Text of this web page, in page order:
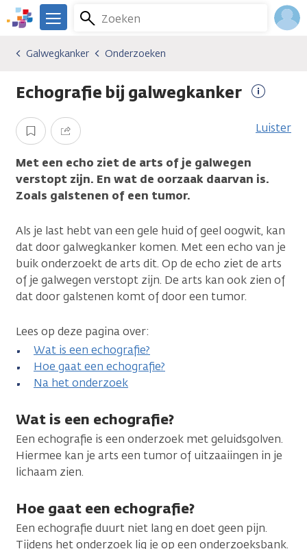
Overslaan
en
gaan
We
er
je.
Zoeken
Menu
Kankersoorten
Galwegkanker
Onderzoeken
Galwegkanker Onderzoeken
Echografie bij galwegkanker
Opslaan Delen Luister
Met een echo ziet de arts of je galwegen
verstopt zijn. En wat de oorzaak daarvan is.
Zoals galstenen of een tumor.
Als je last hebt van een gele huid of geel oogwit, kan
dat door galwegkanker komen. Met een echo van je
buik onderzoekt de arts dit. Op de echo ziet de arts
of je galwegen verstopt zijn. De arts kan ook zien of
dat door galstenen komt of door een tumor.
Lees op deze pagina over:
Wat is een echografie?
Hoe gaat een echografie?
Na het onderzoek
Wat is een echografie?
Een echografie is een onderzoek met geluidsgolven.
Hiermee kan je arts een tumor of uitzaaiingen in je
lichaam zien.
Hoe gaat een echografie?
Een echografie duurt niet lang en doet geen pijn.
Tijdens het onderzoek lig je op een onderzoeksbank.